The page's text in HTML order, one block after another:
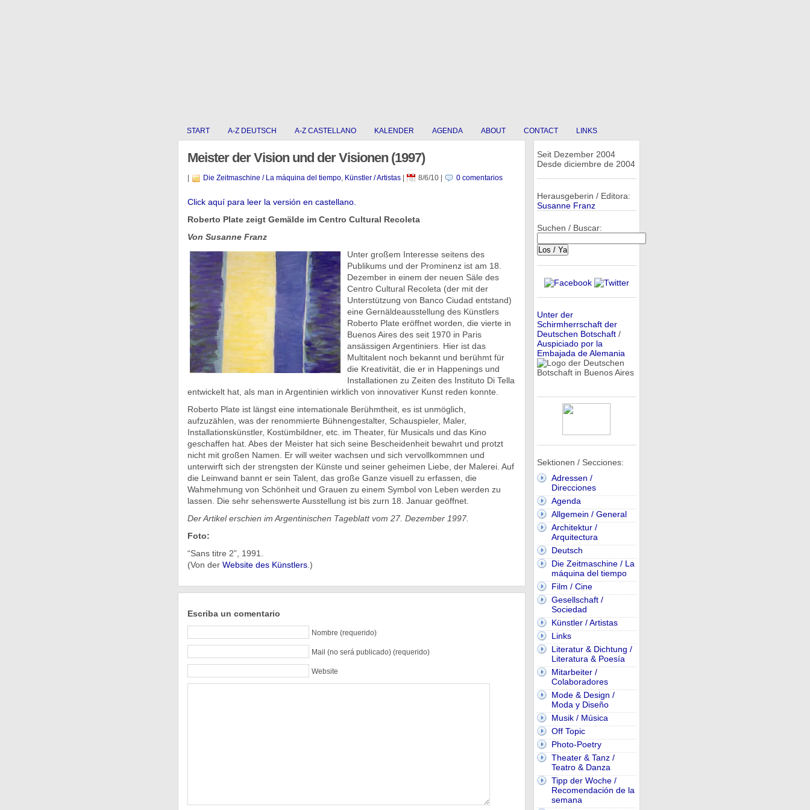
START A-Z DEUTSCH A-Z CASTELLANO KALENDER AGENDA ABOUT CONTACT LINKS
Meister der Vision und der Visionen (1997)
Die Zeitmaschine / La máquina del tiempo, Künstler / Artistas| 8/6/10| 0 comentarios
Click aquí para leer la versión en castellano.
Roberto Plate zeigt Gemälde im Centro Cultural Recoleta
Von Susanne Franz
Unter großem Interesse seitens des
Publikums und der Prominenz ist am 18.
Dezember in einem der neuen Säle des
Centro Cultural Recoleta (der mit der
Unterstützung von Banco Ciudad entstand)
eine Gernäldeausstellung des Künstlers
Roberto Plate eröffnet worden, die vierte in
Buenos Aires des seit 1970 in Paris
ansässigen Argentiniers. Hier ist das
Multitalent noch bekannt und berühmt für
die Kreativität, die er in Happenings und
Installationen zu Zeiten des Instituto Di Tella
entwickelt hat, als man in Argentinien wirklich von innovativer Kunst reden konnte.
Roberto Plate ist längst eine intemationale Berühmtheit, es ist unmöglich,
aufzuzählen, was der renommierte Bühnengestalter, Schauspieler, Maler,
Installationskünstler, Kostümbildner, etc. im Theater, für Musicals und das Kino
geschaffen hat. Abes der Meister hat sich seine Bescheidenheit bewahrt und protzt
nicht mit großen Namen. Er will weiter wachsen und sich vervollkommnen und
unterwirft sich der strengsten der Künste und seiner geheimen Liebe, der Malerei. Auf
die Leinwand bannt er sein Talent, das große Ganze visuell zu erfassen, die
Wahmehmung von Schönheit und Grauen zu einem Symbol von Leben werden zu
lassen. Die sehr sehenswerte Ausstellung ist bis zurn 18. Januar geöffnet.
Der Artikel erschien im Argentinischen Tageblatt vom 27. Dezember 1997.
Foto:
“Sans titre 2”, 1991.
(Von der Website des Künstlers.)
Escriba un comentario
Nombre (requerido)
Mail (no será publicado) (requerido)
Website
Seit Dezember 2004
Desde diciembre de 2004
Herausgeberin / Editora:
Susanne Franz
Suchen / Buscar:
Unter der
Schirmherrschaft der
Deutschen Botschaft/
Auspiciado por la
Embajada de Alemania
Sektionen / Secciones:
Adressen /
Direcciones
Agenda
Allgemein / General
Architektur /
Arquitectura
Deutsch
Die Zeitmaschine / La
máquina del tiempo
Film / Cine
Gesellschaft /
Sociedad
Künstler / Artistas
Links
Literatur & Dichtung /
Literatura & Poesía
Mitarbeiter /
Colaboradores
Mode & Design /
Moda y Diseño
Musik / Música
Off Topic
Photo-Poetry
Theater & Tanz /
Teatro & Danza
Tipp der Woche /
Recomendación de la
semana